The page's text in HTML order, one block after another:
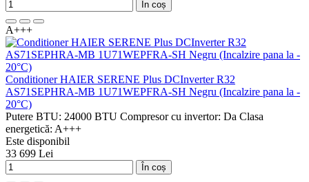
În coș
A+++
Conditioner HAIER SERENE Plus DCInverter R32
AS71SEPHRA-MB 1U71WEPFRA-SH Negru (Incalzire pana la -
20°C)
Putere BTU: 24000 BTU Compresor cu invertor: Da Clasa
energetică: A+++
Este disponibil
33 699 Lei
În coș